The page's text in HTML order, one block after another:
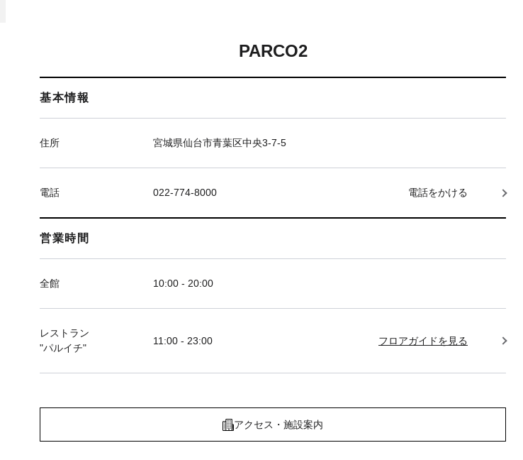
PARCO2
基本情報
住所 宮城県仙台市青葉区中央3-7-5
電話 022-774-8000 電話をかける
営業時間
全館 10:00 - 20:00
レストラン
"パルイチ"
11:00 - 23:00 フロアガイドを見る
アクセス・施設案内